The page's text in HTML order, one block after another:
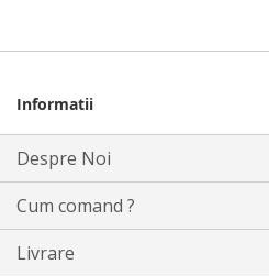
Informatii
Despre Noi
Cum comand ?
Livrare